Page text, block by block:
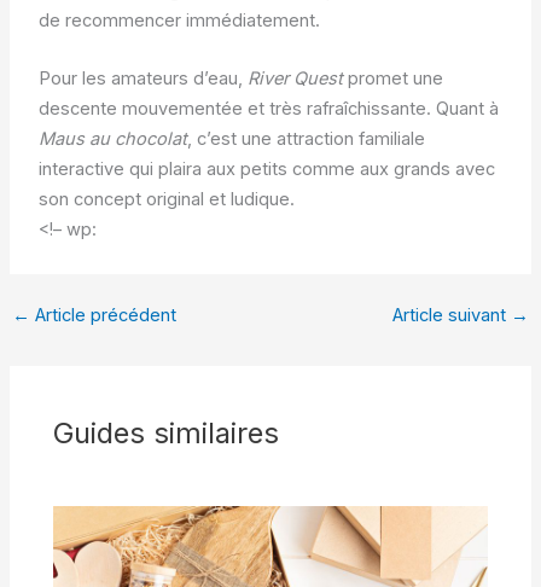
de recommencer immédiatement.
Pour les amateurs d’eau, River Questpromet une
descente mouvementée et très rafraîchissante. Quant à
Maus au chocolat, c’est une attraction familiale
interactive qui plaira aux petits comme aux grands avec
son concept original et ludique.
<!– wp:
← Article précédent Article suivant →
Guides similaires